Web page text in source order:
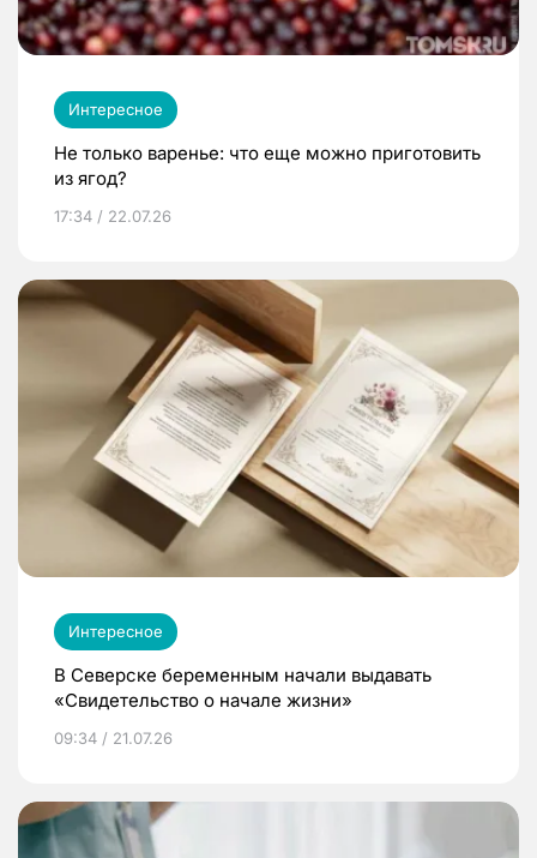
Интересное
Не только варенье: что еще можно приготовить
из ягод?
17:34 / 22.07.26
Интересное
В Северске беременным начали выдавать
«Свидетельство о начале жизни»
09:34 / 21.07.26